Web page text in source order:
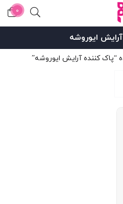
0
ایوروشه
کننده آرایش ایوروشه”